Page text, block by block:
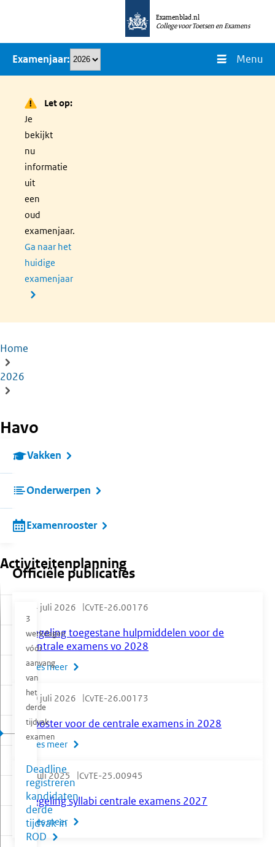
naar
inhoud
Examenblad.nl
College voor Toetsen en Examens
Examenjaar Menu
Let op:
Je
bekijkt
nu
informatie
uit
een
oud
examenjaar.
Ga naar het
huidige
examenjaar
Kruimelpad
Home
2026
Havo
Vakken
Onderwerpen
Examenrooster
Activiteitenplanning
Deadline
registreren
kandidaten
derde
tijdvak in
ROD
3
werkdagen
vóór
aanvang
van
het
derde
tijdvak
examen
Officiële publicaties
14 juli 2026 CvTE-26.00176
Regeling toegestane hulpmiddelen voor de
centrale examens vo 2028
Lees meer
10 juli 2026 CvTE-26.00173
Rooster voor de centrale examens in 2028
Lees meer
3 juli 2025 CvTE-25.00945
Regeling syllabi centrale examens 2027
Lees meer